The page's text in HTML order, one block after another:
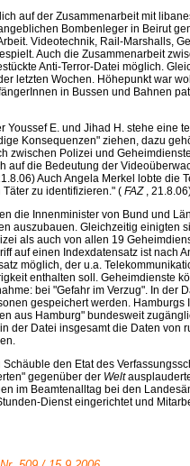
auf der Zusammenarbeit mit
Bombenleger in Beirut
Videotechnik, Rail-Marshalls,
Auch die Zusammenarbeit
Anti-Terror-Datei möglich.
letzten Wochen. Höhepunkt war
in Bussen und Bahnen
E. und Jihad H. stehe eine
Konsequenzen" ziehen, dazu
zwischen Polizei und
auf die Bedeutung der
Auch Angela Merkel lobte die
zu identifizieren." ( FAZ ,
die Innenminister von Bund und
auszubauen. Gleichzeitig einigten
als auch von allen 19
auf einen Indexdatensatz ist nach
möglich, der u.a.
enthalten soll. Geheimdienste
bei "Gefahr im Verzug". In der
gespeichert werden. Hamburgs
aus Hamburg" bundesweit
der Datei insgesamt die Daten von
den Etat des
gegenüber der Welt
im Beamtenalltag bei den
Dienst eingerichtet und